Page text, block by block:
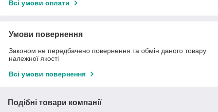
Всі умови оплати
Умови повернення
Законом не передбачено повернення та обмін даного товару
належної якості
Всі умови повернення
Подібні товари компанії